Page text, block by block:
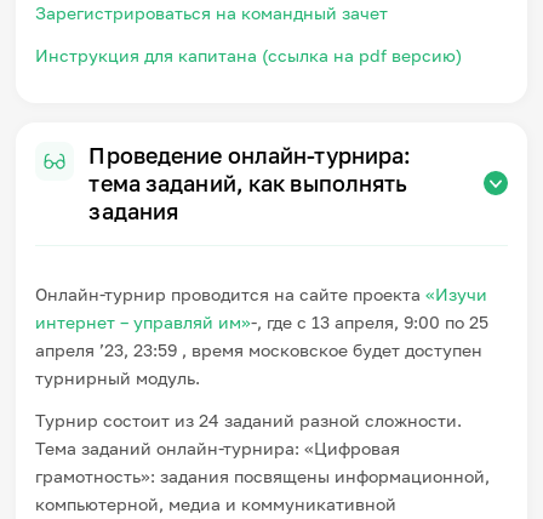
Зарегистрироваться на командный зачет
Инструкция для капитана (ссылка на pdf версию)
Проведение онлайн-турнира:
тема заданий, как выполнять
задания
Онлайн-турнир проводится на сайте проекта«Изучи
интернет – управляй им»-, где с 13 апреля, 9:00 по 25
апреля ’23, 23:59 , время московское будет доступен
турнирный модуль.
Турнир состоит из 24 заданий разной сложности.
Тема заданий онлайн-турнира: «Цифровая
грамотность»: задания посвящены информационной,
компьютерной, медиа и коммуникативной